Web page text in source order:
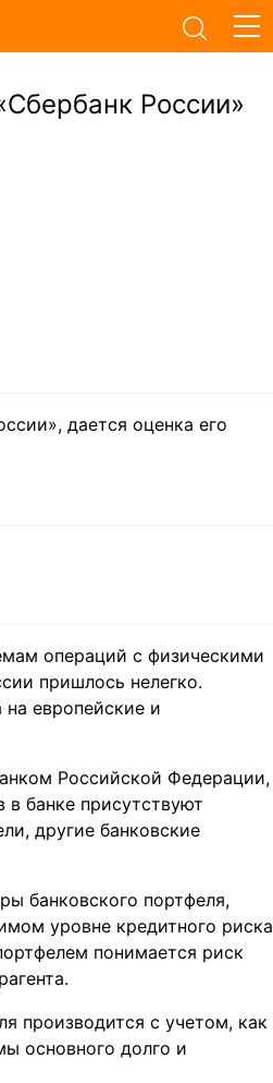
России»
дается оценка его
операций с физическими
пришлось нелегко.
европейские и
Российской Федерации,
банке присутствуют
другие банковские
банковского портфеля,
уровне кредитного риска
понимается риск
производится с учетом, как
основного долго и